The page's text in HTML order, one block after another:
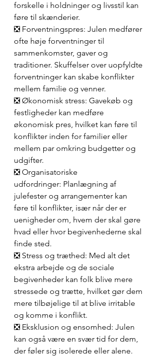
forskelle i holdninger og livsstil kan
føre til skænderier.
❎ Forventningspres: Julen medfører
ofte høje forventninger til
sammenkomster, gaver og
traditioner. Skuffelser over uopfyldte
forventninger kan skabe konflikter
mellem familie og venner.
❎ Økonomisk stress: Gavekøb og
festligheder kan medføre
økonomisk pres, hvilket kan føre til
konflikter inden for familier eller
mellem par omkring budgetter og
udgifter.
❎ Organisatoriske
udfordringer: Planlægning af
julefester og arrangementer kan
føre til konflikter, især når der er
uenigheder om, hvem der skal gøre
hvad eller hvor begivenhederne skal
finde sted.
❎ Stress og træthed: Med alt det
ekstra arbejde og de sociale
begivenheder kan folk blive mere
stressede og trætte, hvilket gør dem
mere tilbøjelige til at blive irritable
og komme i konflikt.
❎ Eksklusion og ensomhed: Julen
kan også være en svær tid for dem,
der føler sig isolerede eller alene.